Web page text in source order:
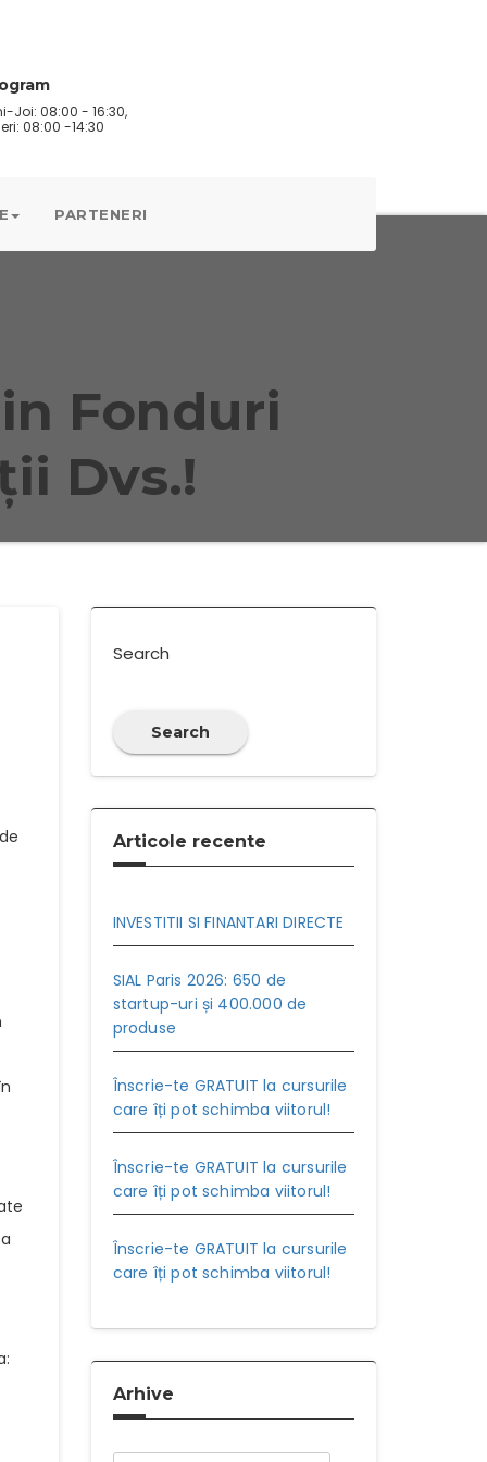
Joi: 08:00 - 16:30,
08:00 -14:30
PARTENERI
Fonduri
Dvs.!
Search
Search
Articole recente
INVESTITII SI FINANTARI DIRECTE
SIAL Paris 2026: 650 de
startup-uri și 400.000 de
produse
Înscrie-te GRATUIT la cursurile
care îți pot schimba viitorul!
Înscrie-te GRATUIT la cursurile
care îți pot schimba viitorul!
Înscrie-te GRATUIT la cursurile
care îți pot schimba viitorul!
Arhive